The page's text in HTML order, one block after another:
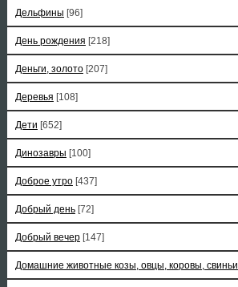
Дельфины [96]
День рождения [218]
Деньги, золото [207]
Деревья [108]
Дети [652]
Динозавры [100]
Доброе утро [437]
Добрый день [72]
Добрый вечер [147]
Домашние животные козы, овцы, коровы, свиньи